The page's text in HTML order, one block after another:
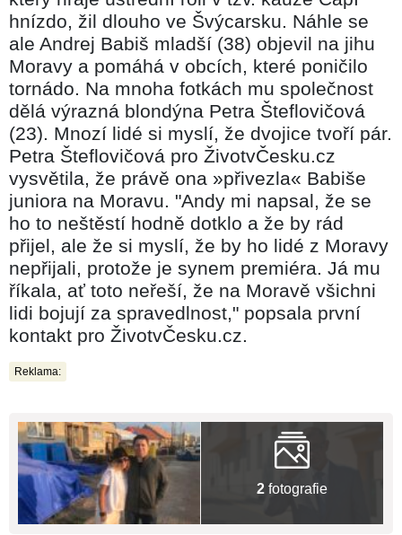
hnízdo, žil dlouho ve Švýcarsku. Náhle se
ale Andrej Babiš mladší (38) objevil na jihu
Moravy a pomáhá v obcích, které poničilo
tornádo. Na mnoha fotkách mu společnost
dělá výrazná blondýna Petra Šteflovičová
(23). Mnozí lidé si myslí, že dvojice tvoří pár.
Petra Šteflovičová pro ŽivotvČesku.cz
vysvětila, že právě ona »přivezla« Babiše
juniora na Moravu. "Andy mi napsal, že se
ho to neštěstí hodně dotklo a že by rád
přijel, ale že si myslí, že by ho lidé z Moravy
nepřijali, protože je synem premiéra. Já mu
říkala, ať toto neřeší, že na Moravě všichni
lidi bojují za spravedlnost," popsala první
kontakt pro ŽivotvČesku.cz.
Reklama:
2 fotografie